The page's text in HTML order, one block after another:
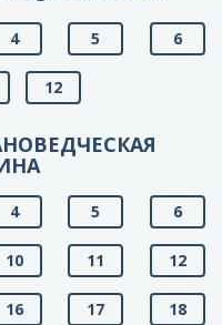
4 5 6
12
4 5 6
10 11 12
16 17 18